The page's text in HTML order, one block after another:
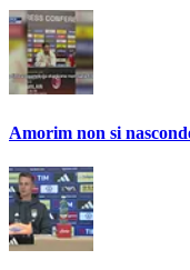
Amorim non si